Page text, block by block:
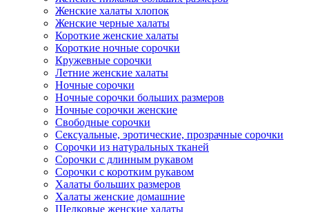
Женские халаты хлопок
Женские черные халаты
Короткие женские халаты
Короткие ночные сорочки
Кружевные сорочки
Летние женские халаты
Ночные сорочки
Ночные сорочки больших размеров
Ночные сорочки женские
Свободные сорочки
Сексуальные, эротические, прозрачные сорочки
Сорочки из натуральных тканей
Сорочки с длинным рукавом
Сорочки с коротким рукавом
Халаты больших размеров
Халаты женские домашние
Шелковые женские халаты